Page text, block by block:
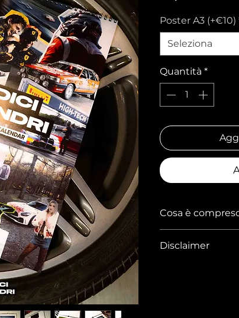
Poster A3 (+€10)
Seleziona
Quantità *
Cosa è
Adesivi Dodici
Disclaimer